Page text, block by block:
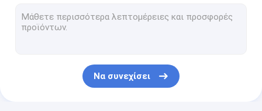
Λεπίδες θραυστήρων
Να συνεχίσει